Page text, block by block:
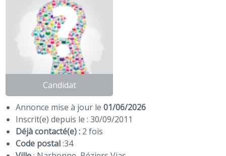
Candidat
Annonce mise à jour le01/06/2026
Inscrit(e) depuis le : 30/09/2011
Déjà contacté(e) : 2 fois
Code postal:34